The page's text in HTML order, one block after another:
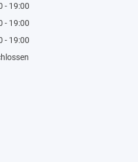
- 19:00
- 19:00
- 19:00